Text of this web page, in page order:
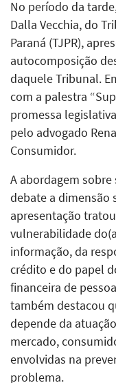
No período da
Dalla Vecchia, do
Paraná (TJPR),
autocomposição
daquele Tribunal.
com a palestra
promessa
pelo advogado
Consumidor.
A abordagem
debate a dimensão
apresentação
vulnerabilidade
informação, da
crédito e do papel
financeira de
também destacou
depende da
mercado,
envolvidas na
problema.